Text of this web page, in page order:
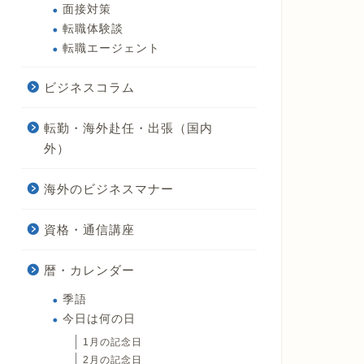
面接対策
転職体験談
転職エージェント
ビジネスコラム
転勤・海外赴任・出張（国内
外）
海外のビジネスマナー
資格・通信講座
暦・カレンダー
季語
今日は何の日
1月の記念日
2月の記念日